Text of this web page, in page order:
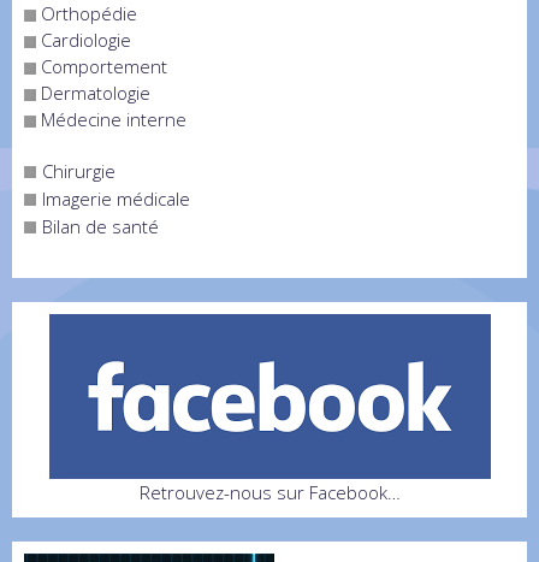
Orthopédie
Cardiologie
Comportement
Dermatologie
Médecine interne
Chirurgie
Imagerie médicale
Bilan de santé
Retrouvez-nous sur Facebook…